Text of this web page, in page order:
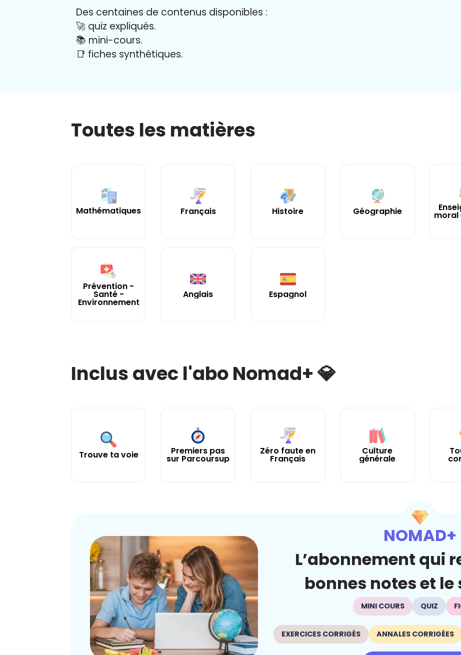
Des centaines de contenus disponibles :
🚀 quiz expliqués.
📚 mini-cours.
📑 fiches synthétiques.
Toutes les matières
Mathématiques Français Histoire Géographie moral
Prévention -
Santé -
Environnement
Anglais Espagnol
Inclus avec l'abo Nomad+ 💎
Trouve ta voie Premiers pas
sur Parcoursup
Zéro faute en
Français
Culture
générale
NOMAD+
L’abonnement qui
bonnes notes et le
MINI COURS QUIZ
EXERCICES CORRIGÉS ANNALES CORRIGÉES